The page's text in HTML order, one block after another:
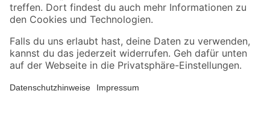
Alle Preisangaben in EUR inkl. gesetzl. MwSt.. Die dargestellten Angebote sind unter
Umständen nicht in allen Märkten verfügbar. Die angegebenen Verfügbarkeiten beziehen
Produkte nur solange der Vorrat reicht.
*Paketversand ab 59 € versandkostenfrei, gilt nicht für Artikel mit Speditionsversand, hier